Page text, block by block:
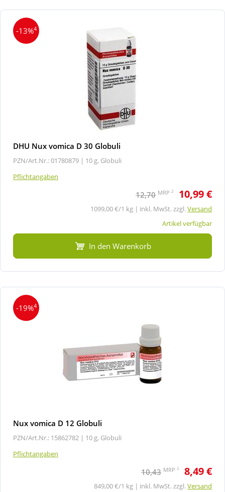
-13%4
DHU Nux vomica D 30 Globuli
PZN/Art.Nr.: 01780879 | 10 g, Globuli
Pflichtangaben
12,70 MRP 2 10,99 €
1099,00 €/1 kg | inkl. MwSt. zzgl.Versand
Artikel verfügbar
In den Warenkorb
-19%4
Nux vomica D 12 Globuli
PZN/Art.Nr.: 15862782 | 10 g, Globuli
Pflichtangaben
10,43 MRP 2 8,49 €
849,00 €/1 kg | inkl. MwSt. zzgl.Versand